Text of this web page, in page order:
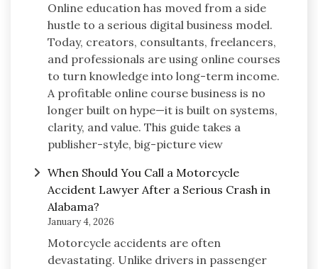
Online education has moved from a side
hustle to a serious digital business model.
Today, creators, consultants, freelancers,
and professionals are using online courses
to turn knowledge into long-term income.
A profitable online course business is no
longer built on hype—it is built on systems,
clarity, and value. This guide takes a
publisher-style, big-picture view
When Should You Call a Motorcycle
Accident Lawyer After a Serious Crash in
Alabama?
January 4, 2026
Motorcycle accidents are often
devastating. Unlike drivers in passenger